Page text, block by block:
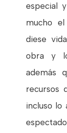
especial
mucho
diese
obra y
además
recursos
incluso lo